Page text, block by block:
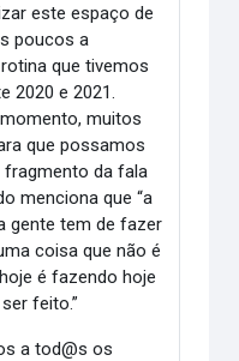
este espaço de
poucos a
que tivemos
2020 e 2021.
muitos
que possamos
fragmento da fala
menciona que “a
gente tem de fazer
coisa que não é
é fazendo hoje
feito.”
a tod@s os